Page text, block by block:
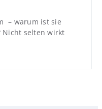
– warum ist sie
Nicht selten wirkt